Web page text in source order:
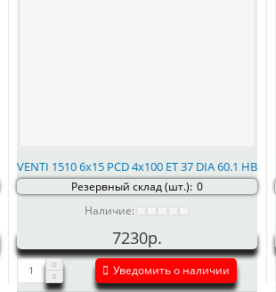
VENTI 1510 6x15 PCD 4x100 ET 37 DIA 60.1 HB
Резервный склад (шт.): 0
Наличие:
7230р.
Уведомить о наличии